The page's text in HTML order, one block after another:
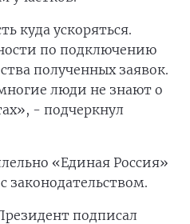
куда ускоряться.
по подключению
полученных заявок.
люди не знают о
- подчеркнул
«Единая Россия»
законодательством.
подписал